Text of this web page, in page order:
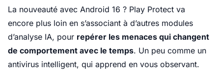
La nouveauté avec Android 16 ? Play Protect va
encore plus loin en s’associant à d’autres modules
d’analyse IA, pour repérer les menaces qui changent
de comportement avec le temps. Un peu comme un
antivirus intelligent, qui apprend en vous observant.